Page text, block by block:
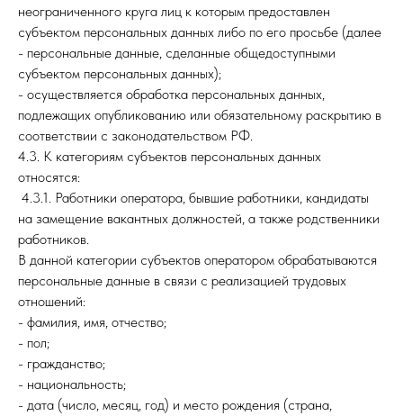
неограниченного круга лиц к которым предоставлен
субъектом персональных данных либо по его просьбе (далее
- персональные данные, сделанные общедоступными
субъектом персональных данных);
- осуществляется обработка персональных данных,
подлежащих опубликованию или обязательному раскрытию в
соответствии с законодательством РФ.
4.3. К категориям субъектов персональных данных
относятся:
4.3.1. Работники оператора, бывшие работники, кандидаты
на замещение вакантных должностей, а также родственники
работников.
В данной категории субъектов оператором обрабатываются
персональные данные в связи с реализацией трудовых
отношений:
- фамилия, имя, отчество;
- пол;
- гражданство;
- национальность;
- дата (число, месяц, год) и место рождения (страна,